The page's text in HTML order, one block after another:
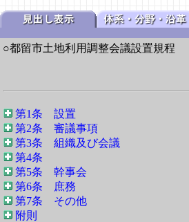
○都留市土地利用調整会議設置規程
第1条 設置
第2条 審議事項
第3条 組織及び会議
第4条
第5条 幹事会
第6条 庶務
第7条 その他
附則